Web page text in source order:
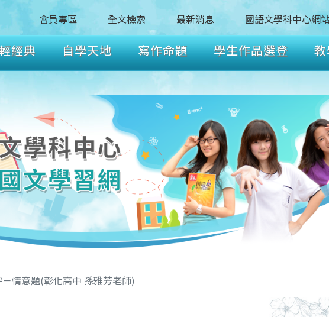
會員專區 全文檢索 最新消息 國語文學科中心網
經典 自學天地 寫作命題 學生作品選登
情意題(彰化高中 孫雅芳老師)